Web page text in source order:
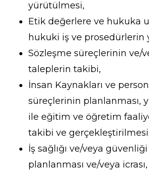
yürütülmesi,
Etik değerlere ve hukuka
hukuki iş ve prosedürlerin
Sözleşme süreçlerinin ve/
taleplerin takibi,
İnsan Kaynakları ve
süreçlerinin planlanması,
ile eğitim ve öğretim
takibi ve
İş sağlığı ve/veya
planlanması ve/veya icrası,